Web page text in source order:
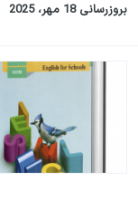
بروزرسانی 18 مهر، 2025